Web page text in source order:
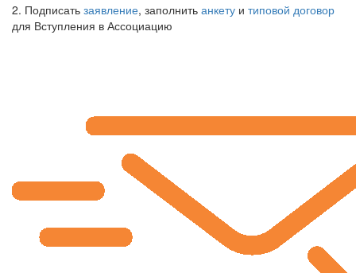
2. Подписать заявление, заполнить анкету и типовой договор
для Вступления в Ассоциацию